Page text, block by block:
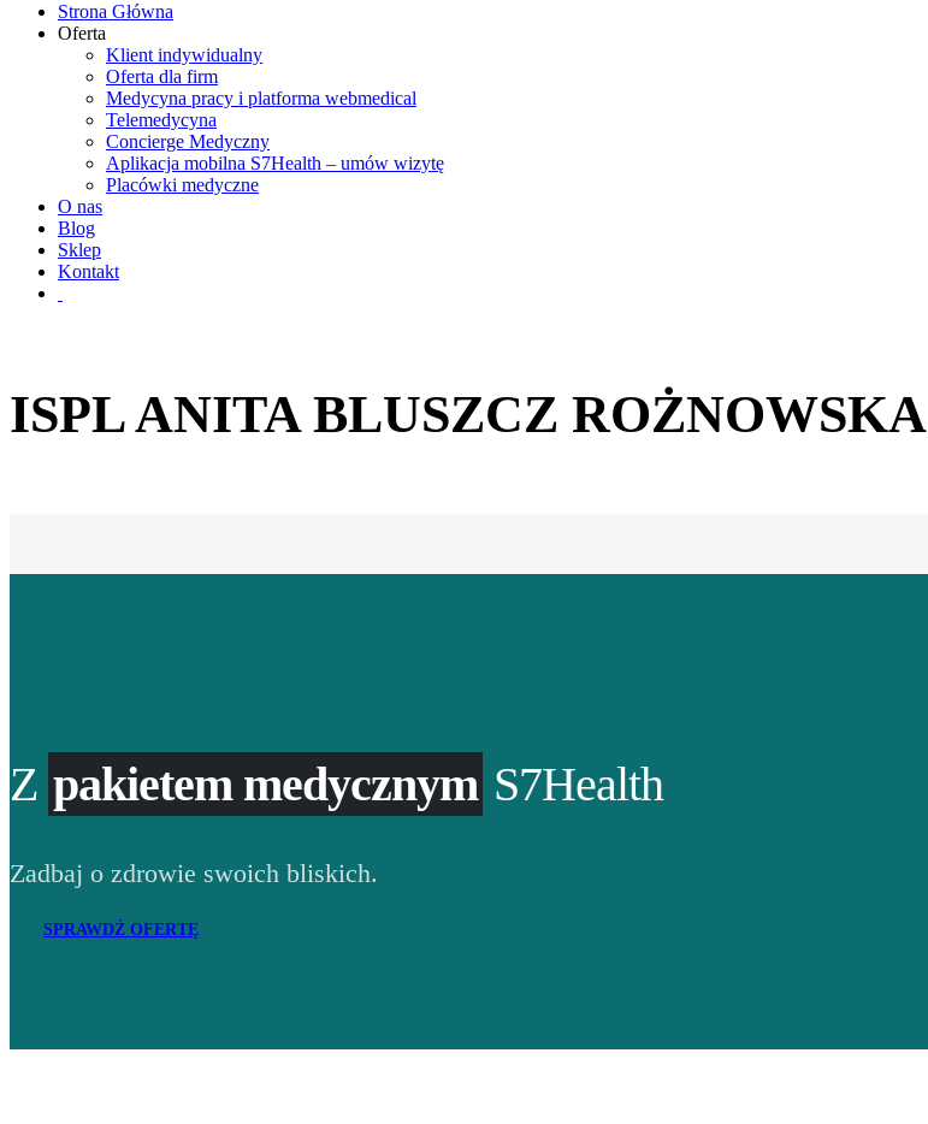
Strona Główna
Oferta
Klient indywidualny
Oferta dla firm
Medycyna pracy i platforma webmedical
Telemedycyna
Concierge Medyczny
Aplikacja mobilna S7Health – umów wizytę
Placówki medyczne
O nas
Blog
Sklep
Kontakt
ISPL ANITA BLUSZCZ ROŻNOWSKA
Z pakietem medycznym S7Health
Zadbaj o zdrowie swoich bliskich.
SPRAWDŹ OFERTĘ